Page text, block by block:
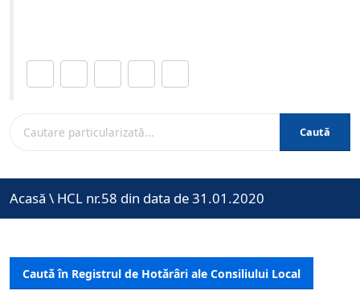
Caută
Acasă \ HCL nr.58 din data de 31.01.2020
Caută în Registrul de Hotărâri ale Consiliului Local